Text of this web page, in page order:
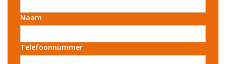
Naam
Telefoonnummer